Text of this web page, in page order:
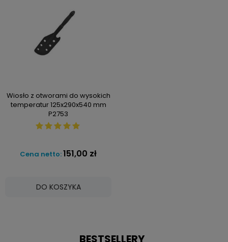
Wiosło z otworami do wysokich
temperatur 125x290x540 mm
P2753
Cena netto:151,00 zł
DO KOSZYKA
BESTSELLERY